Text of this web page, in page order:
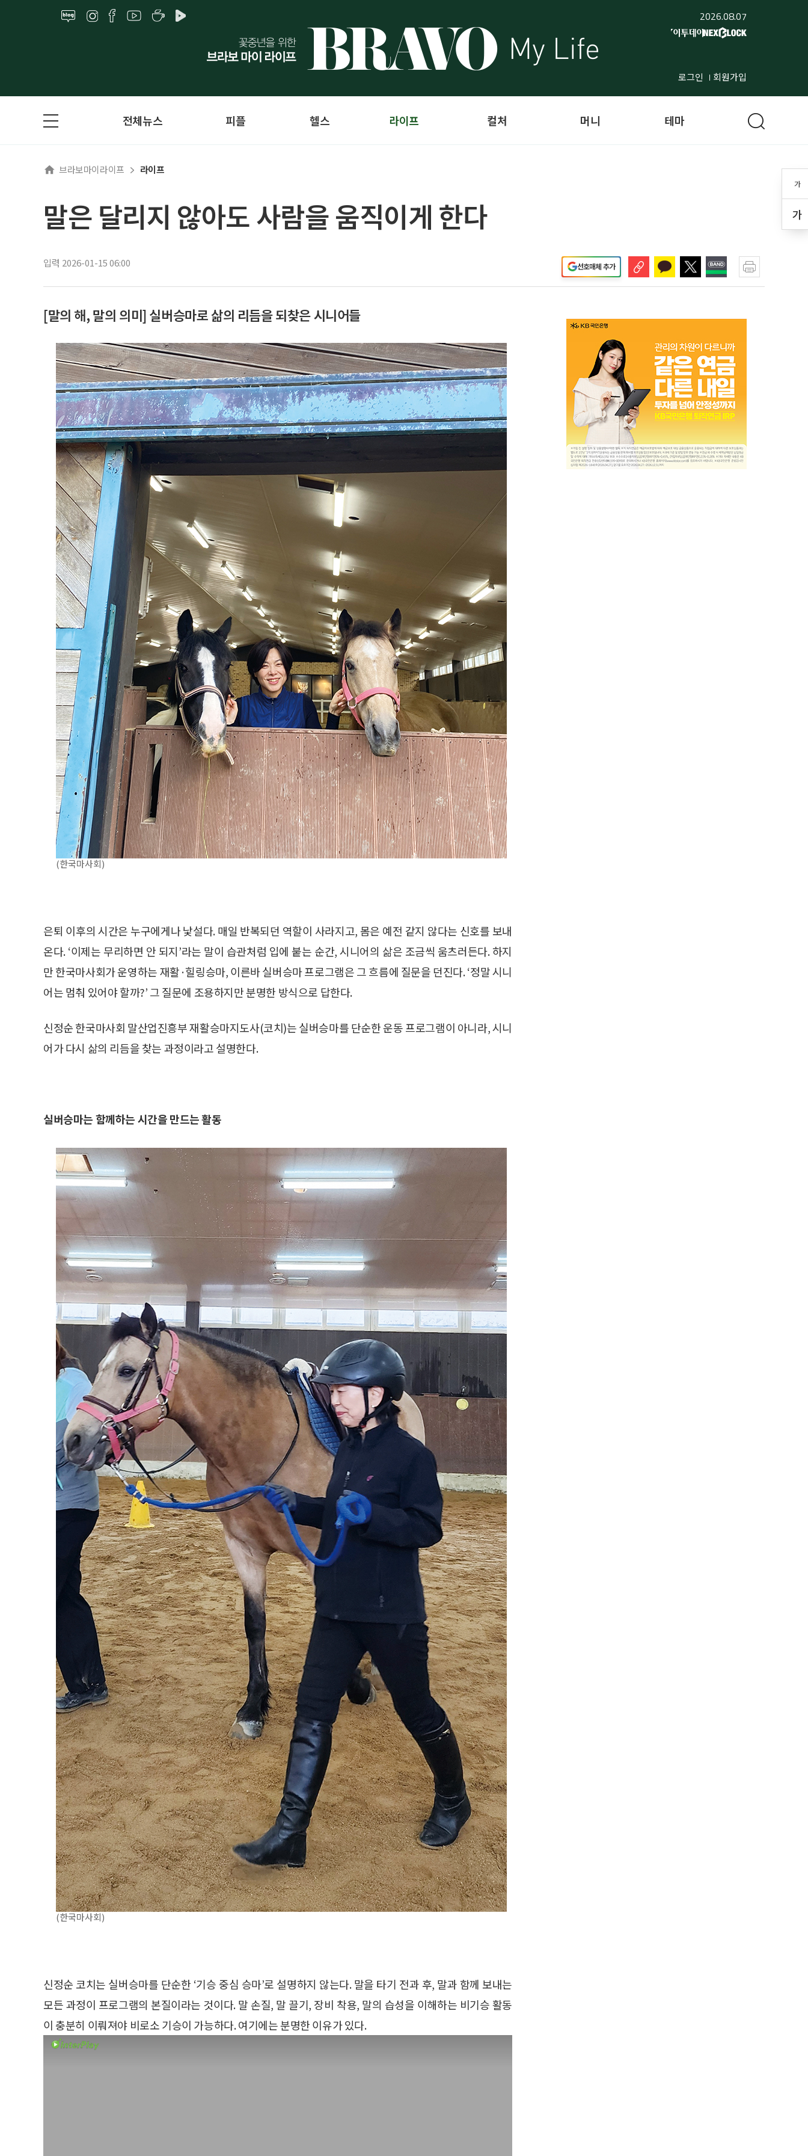
2026.08.07
로그인 회원가입
가
가
전체뉴스 피플 헬스 라이프 컬처 머니 테마
브라보마이라이프 라이프
말은 달리지 않아도 사람을 움직이게 한다
입력 2026-01-15 06:00 선호매체 추가
[말의 해, 말의 의미] 실버승마로 삶의 리듬을 되찾은 시니어들
(한국마사회)
은퇴 이후의 시간은 누구에게나 낯설다. 매일 반복되던 역할이 사라지고, 몸은 예전 같지 않다는 신호를 보내
온다. ‘이제는 무리하면 안 되지’라는 말이 습관처럼 입에 붙는 순간, 시니어의 삶은 조금씩 움츠러든다. 하지
만 한국마사회가 운영하는 재활·힐링승마, 이른바 실버승마 프로그램은 그 흐름에 질문을 던진다. ‘정말 시니
어는 멈춰 있어야 할까?’ 그 질문에 조용하지만 분명한 방식으로 답한다.
신정순 한국마사회 말산업진흥부 재활승마지도사(코치)는 실버승마를 단순한 운동 프로그램이 아니라, 시니
어가 다시 삶의 리듬을 찾는 과정이라고 설명한다.
실버승마는 함께하는 시간을 만드는 활동
(한국마사회)
신정순 코치는 실버승마를 단순한 ‘기승 중심 승마’로 설명하지 않는다. 말을 타기 전과 후, 말과 함께 보내는
모든 과정이 프로그램의 본질이라는 것이다. 말 손질, 말 끌기, 장비 착용, 말의 습성을 이해하는 비기승 활동
이 충분히 이뤄져야 비로소 기승이 가능하다. 여기에는 분명한 이유가 있다.